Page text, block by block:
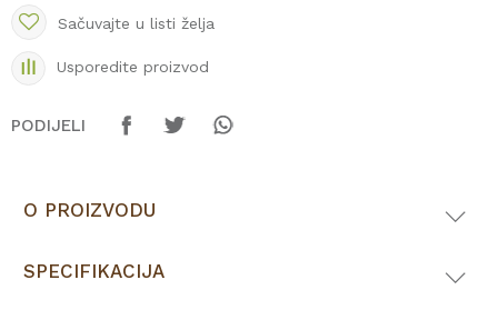
Sačuvajte u listi želja
Usporedite proizvod
PODIJELI
O PROIZVODU
SPECIFIKACIJA